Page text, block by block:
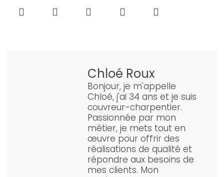
Chloé Roux
Bonjour, je m'appelle
Chloé, j'ai 34 ans et je suis
couvreur-charpentier.
Passionnée par mon
métier, je mets tout en
œuvre pour offrir des
réalisations de qualité et
répondre aux besoins de
mes clients. Mon